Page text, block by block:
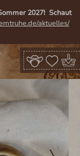
2027! Schaut
aktuelles/